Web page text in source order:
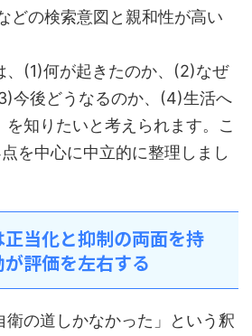
どの検索意図と親和性が高い
、(1)何が起きたのか、(2)なぜ
今後どうなるのか、(4)生活へ
知りたいと考えられます。こ
を中心に中立的に整理しまし
当化と抑制の両面を持
評価を左右する
衛の道しかなかった」という釈